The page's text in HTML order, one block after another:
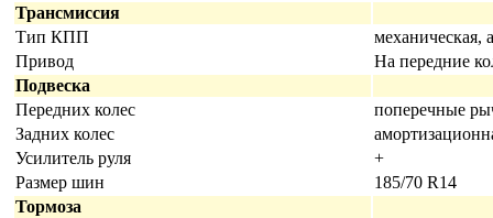
Трансмиссия
Тип КПП
механическая,
Привод
На передние
Подвеска
Передних колес
поперечные
Задних колес
Усилитель руля
+
Размер шин
185/70 R14
Тормоза